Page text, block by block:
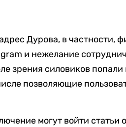
Дурова, в частности,
и нежелание
зрения силовиков
позволяющие
могут войти статьи